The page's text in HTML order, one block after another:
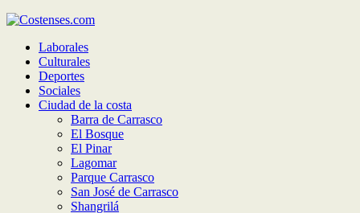
Laborales
Culturales
Deportes
Sociales
Ciudad de la costa
Barra de Carrasco
El Bosque
El Pinar
Lagomar
Parque Carrasco
San José de Carrasco
Shangrilá